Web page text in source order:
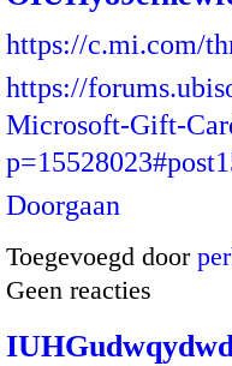
https://c.mi.com/
https://
Microsoft-Gift-
Doorgaan
Toegevoegd door
Geen reacties